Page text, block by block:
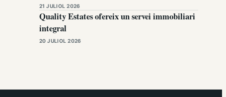
21 JULIOL 2026
Quality Estates ofereix un servei immobiliari
integral
20 JULIOL 2026